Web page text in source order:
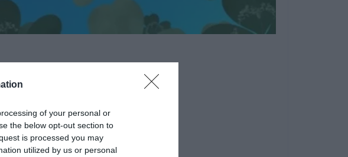
of your personal or
the below opt-out section to
is processed you may
utilized by us or personal